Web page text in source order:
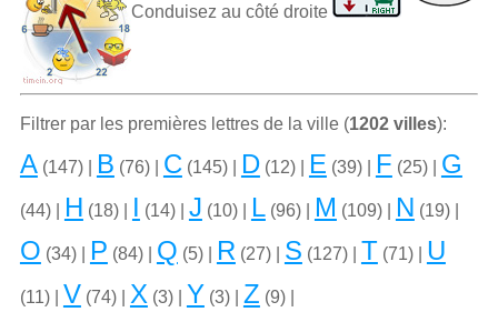
Conduisez au côté droite
Filtrer par les premiѐres lettres de la ville (1202 villes):
A(147) | B (76) | C (145) | D(12) | E (39) | F (25) | G
(44) | H (18) | I (14) | J (10) | L(96) | M (109) | N (19) |
O (34) | P (84) | Q (5) | R (27) | S (127) | T (71) | U
(11) | V (74) | X (3) | Y (3) | Z (9) |